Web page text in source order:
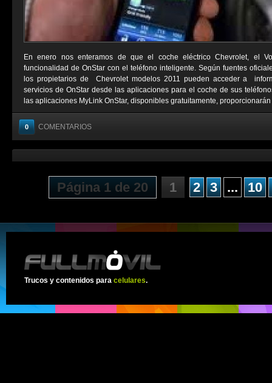
En enero nos enteramos de que el coche eléctrico Chevrolet, el
funcionalidad de OnStar con el teléfono inteligente. Según fuentes
los propietarios de Chevrolet modelos 2011 pueden acceder a
servicios de OnStar desde las aplicaciones para el coche de sus
las aplicaciones MyLink OnStar, disponibles gratuitamente, proporcionarán
0 COMENTARIOS
Página 1 de 20 1 2 3 ... 10
Trucos y contenidos para celulares.